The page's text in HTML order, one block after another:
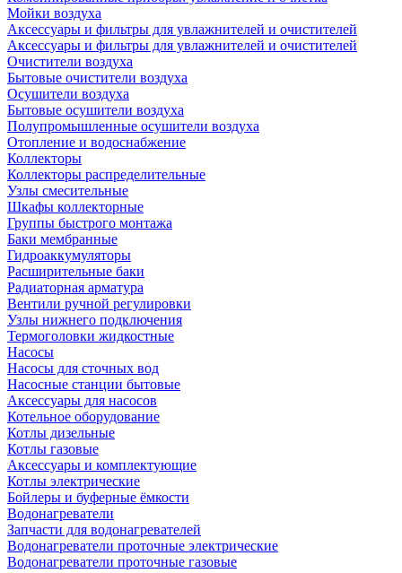
Мойки воздуха
Аксессуары и фильтры для увлажнителей и очистителей
Аксессуары и фильтры для увлажнителей и очистителей
Очистители воздуха
Бытовые очистители воздуха
Осушители воздуха
Бытовые осушители воздуха
Полупромышленные осушители воздуха
Отопление и водоснабжение
Коллекторы
Коллекторы распределительные
Узлы смесительные
Шкафы коллекторные
Группы быстрого монтажа
Баки мембранные
Гидроаккумуляторы
Расширительные баки
Радиаторная арматура
Вентили ручной регулировки
Узлы нижнего подключения
Термоголовки жидкостные
Насосы
Насосы для сточных вод
Насосные станции бытовые
Аксессуары для насосов
Котельное оборудование
Котлы дизельные
Котлы газовые
Аксессуары и комплектующие
Котлы электрические
Бойлеры и буферные ёмкости
Водонагреватели
Запчасти для водонагревателей
Водонагреватели проточные электрические
Водонагреватели проточные газовые